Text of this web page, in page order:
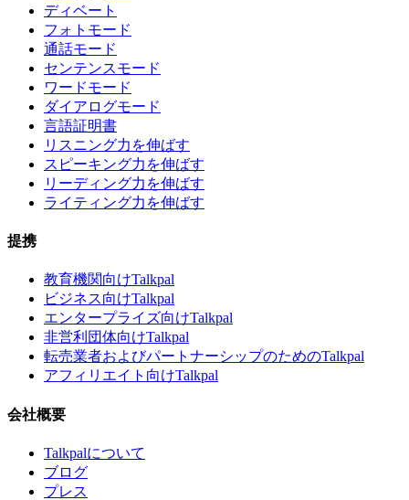
ディベート
フォトモード
通話モード
センテンスモード
ワードモード
ダイアログモード
言語証明書
リスニング力を伸ばす
スピーキング力を伸ばす
リーディング力を伸ばす
ライティング力を伸ばす
提携
教育機関向けTalkpal
ビジネス向けTalkpal
エンタープライズ向けTalkpal
非営利団体向けTalkpal
転売業者およびパートナーシップのためのTalkpal
アフィリエイト向けTalkpal
会社概要
Talkpalについて
ブログ
プレス